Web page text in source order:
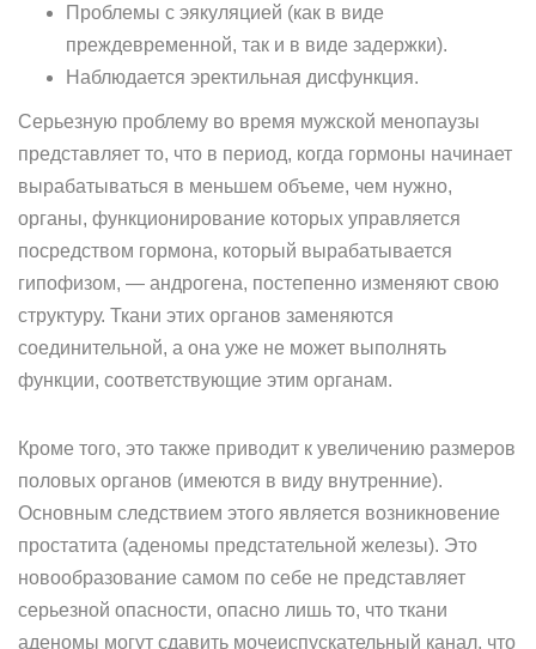
Проблемы с эякуляцией (как в виде
преждевременной, так и в виде задержки).
Наблюдается эректильная дисфункция.
Серьезную проблему во время мужской менопаузы
представляет то, что в период, когда гормоны начинает
вырабатываться в меньшем объеме, чем нужно,
органы, функционирование которых управляется
посредством гормона, который вырабатывается
гипофизом, — андрогена, постепенно изменяют свою
структуру. Ткани этих органов заменяются
соединительной, а она уже не может выполнять
функции, соответствующие этим органам.
Кроме того, это также приводит к увеличению размеров
половых органов (имеются в виду внутренние).
Основным следствием этого является возникновение
простатита (аденомы предстательной железы). Это
новообразование самом по себе не представляет
серьезной опасности, опасно лишь то, что ткани
аденомы могут сдавить мочеиспускательный канал, что